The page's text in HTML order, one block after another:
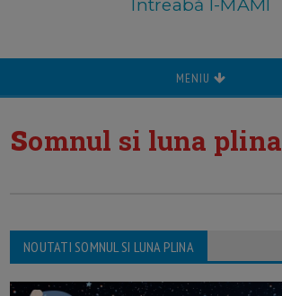
MENIU
somnul si luna plina
NOUTATI SOMNUL SI LUNA PLINA